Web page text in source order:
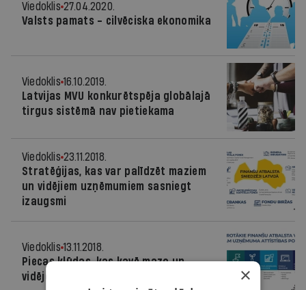
Viedoklis 27.04.2020.
Valsts pamats - cilvēciska ekonomika
Viedoklis 16.10.2019.
Latvijas MVU konkurētspēja globālajā
tirgus sistēmā nav pietiekama
Viedoklis 23.11.2018.
Stratēģijas, kas var palīdzēt maziem
un vidējiem uzņēmumiem sasniegt
izaugsmi
Viedoklis 13.11.2018.
Piecas kļūdas, kas kavē mazo un
vidējo uzņēmumu izaugsmi
×